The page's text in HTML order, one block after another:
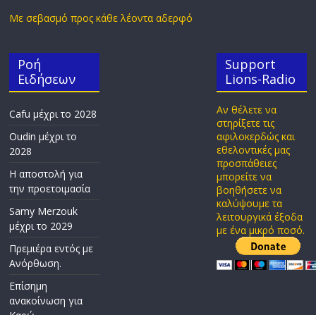
Με σεβασμό προς κάθε λέοντα αδερφό
Ροή
Ειδήσεων
Cafu μέχρι το 2028
Oudin μέχρι το
2028
Η αποστολή για
την προετοιμασία
Samy Merzouk
μέχρι το 2029
Πρεμιέρα εντός με
Ανόρθωση.
Επίσημη
ανακοίνωση για
Support
Lions-Radio
Αν θέλετε να
στηρίξετε τις
αφιλοκερδώς και
εθελοντικές μας
προσπάθειες
μπορείτε να
βοηθήσετε να
καλύψουμε τα
λειτουργικά έξοδα
με ένα μικρό ποσό.